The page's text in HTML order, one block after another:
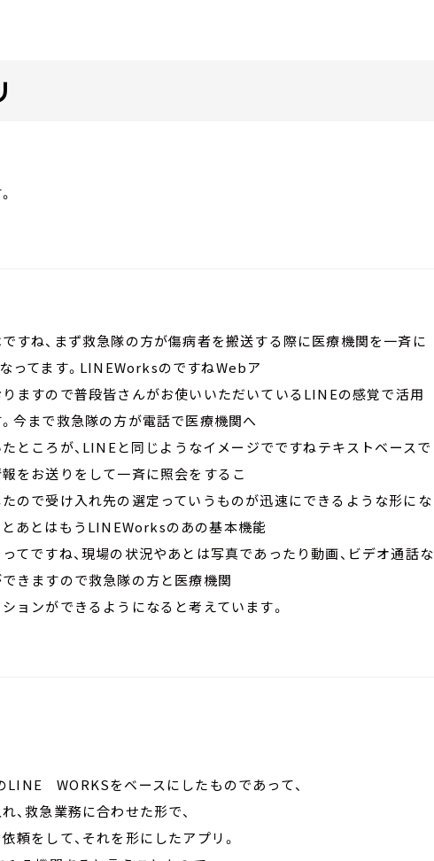
すね、まず救急隊の方が傷病者を搬送する際に医療機関を一斉に
ってます。LINEWorksのですねWebア
ますので普段皆さんがお使いいただいているLINEの感覚で活用
今まで救急隊の方が電話で医療機関へ
ところが、LINEと同じようなイメージでですねテキストベースで
をお送りをして一斉に照会をするこ
ので受け入れ先の選定っていうものが迅速にできるような形にな
あとはもうLINEWorksのあの基本機能
てですね、現場の状況やあとは写真であったり動画、ビデオ通話な
きますので救急隊の方と医療機関
ョンができるようになると考えています。
WORKSをベースにしたものであって、
、救急業務に合わせた形で、
頼をして、それを形にしたアプリ。